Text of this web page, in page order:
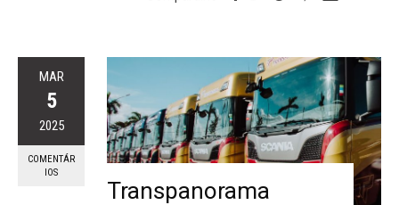
MAR
5
2025
COMENTÁR
IOS
Transpanorama